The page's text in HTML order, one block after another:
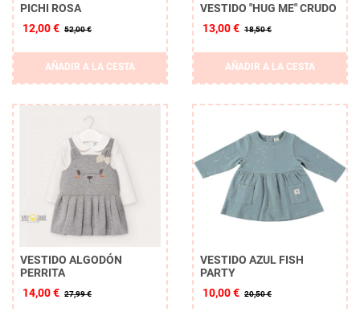
PICHI ROSA
12,00 € 52,00 €
AÑADIR A LA CESTA
VESTIDO "HUG ME" CRUDO
13,00 € 18,50 €
AÑADIR A LA CESTA
VESTIDO ALGODÓN
PERRITA
14,00 € 27,99 €
VESTIDO AZUL FISH
PARTY
10,00 € 20,50 €